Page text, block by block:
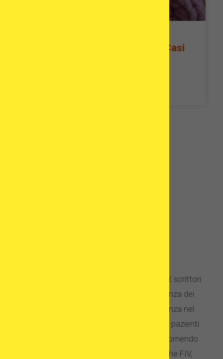
Gravidanza oltre i 50 anni – Casi
Siamo un team di esperti di marketing FIV, scrittori
specializzati in FIV e gestori dell'esperienza dei
pazienti FIV con oltre 10 anni di esperienza nel
mercato della FIV. Dal 2013 supportiamo pazienti
che cercano trattamenti FIV all'estero, fornendo
loro strumenti unici, classifiche di cliniche FIV,